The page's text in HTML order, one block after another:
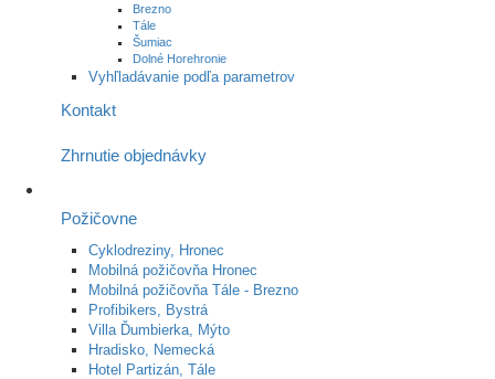
Brezno
Tále
Šumiac
Dolné Horehronie
Vyhľladávanie podľa parametrov
Kontakt
Zhrnutie objednávky
Požičovne
Cyklodreziny, Hronec
Mobilná požičovňa Hronec
Mobilná požičovňa Tále - Brezno
Profibikers, Bystrá
Villa Ďumbierka, Mýto
Hradisko, Nemecká
Hotel Partizán, Tále